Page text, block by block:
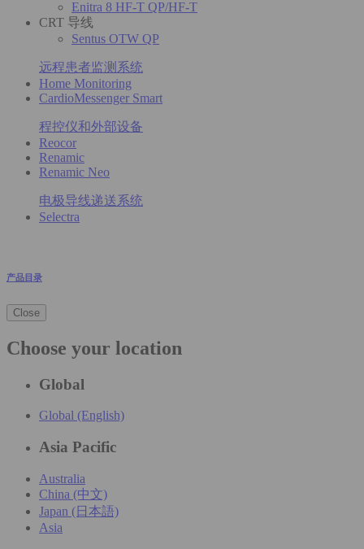
Enitra 8 HF-T QP/HF-T
CRT 导线
Sentus OTW QP
远程患者监测系统
Home Monitoring
CardioMessenger Smart
程控仪和外部设备
Reocor
Renamic
Renamic Neo
电极导线递送系统
Selectra
产品目录
Close
Choose your location
Global
Global (English)
Asia Pacific
Australia
China (中文)
Japan (日本語)
Asia